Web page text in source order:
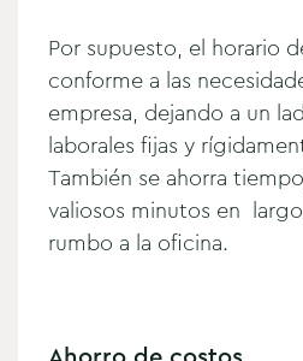
Por supuesto, el horario
conforme a las
empresa, dejando a un
laborales fijas y
También se ahorra
valiosos minutos en
rumbo a la oficina.